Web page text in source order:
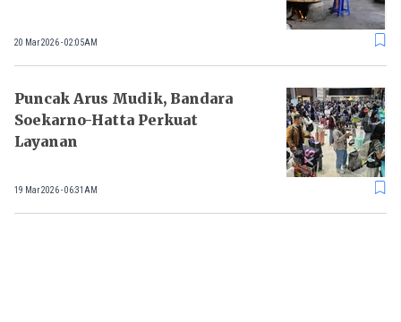
20 Mar 2026 - 02:05AM
Puncak Arus Mudik, Bandara
Soekarno-Hatta Perkuat
Layanan
19 Mar 2026 - 06:31AM